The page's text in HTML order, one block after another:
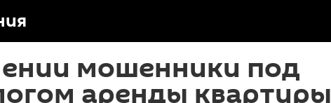
мошенники под
аренды квартиры